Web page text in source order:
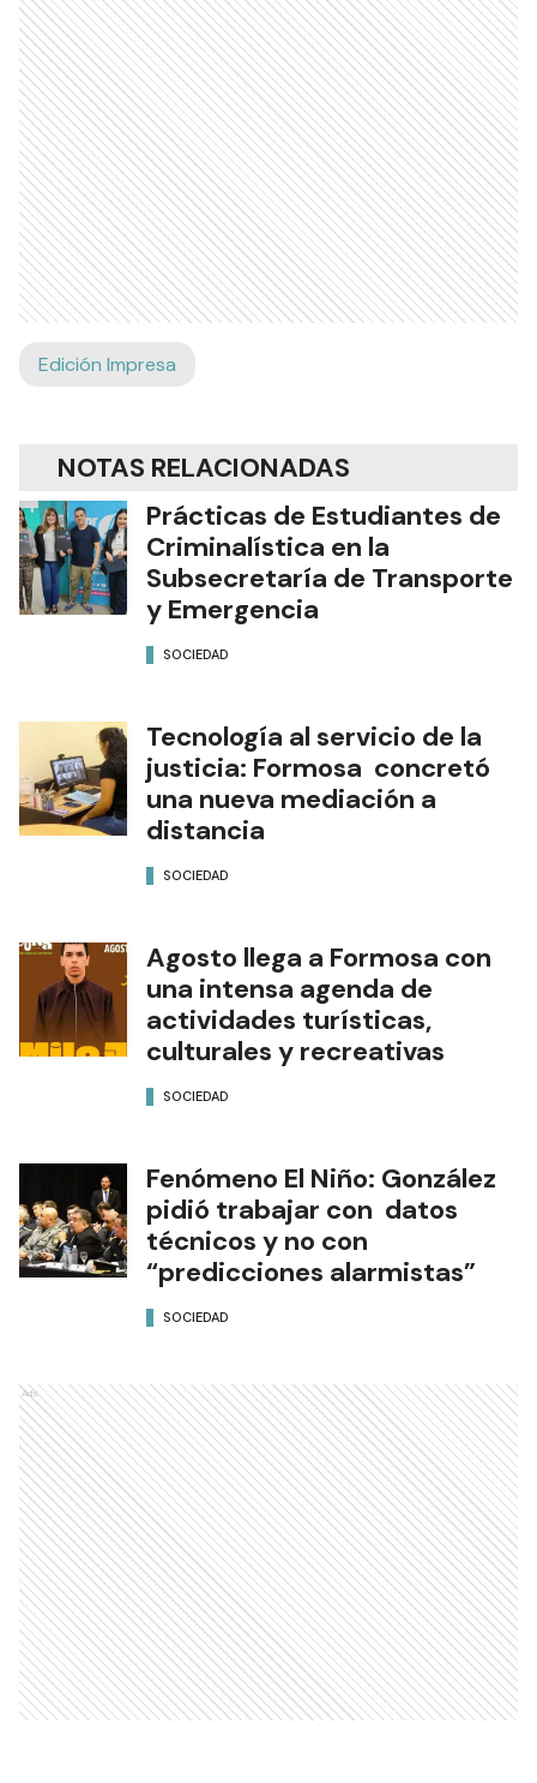
Edición Impresa
NOTAS RELACIONADAS
Prácticas de Estudiantes de
Criminalística en la
Subsecretaría de Transporte
y Emergencia
SOCIEDAD
Tecnología al servicio de la
justicia: Formosa concretó
una nueva mediación a
distancia
SOCIEDAD
Agosto llega a Formosa con
una intensa agenda de
actividades turísticas,
culturales y recreativas
SOCIEDAD
Fenómeno El Niño: González
pidió trabajar con datos
técnicos y no con
“predicciones alarmistas”
SOCIEDAD
Ads